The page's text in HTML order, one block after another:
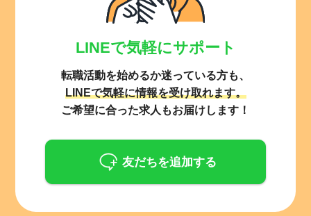
LINEで気軽にサポート
転職活動を始めるか迷っている方も、
LINEで気軽に情報を受け取れます。
ご希望に合った求人もお届けします！
友だちを追加する